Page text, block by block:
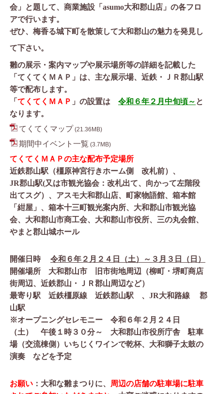
会」と題して、商業施設「 asumo大和郡山店」の各フロ
アで行います。
ぜひ、梅香る城下町を散策して大和郡山の魅力を発見し
て下さい。
雛の展示・案内マップや展示場所等の詳細を記載した
「てくてくＭＡＰ」 は、主な展示場、近鉄・ＪＲ郡山駅
等で配布します。
「 てくてくＭＡＰ 」の設置は 令和６年２月中旬頃～ と
なります。
てくてくマップ (21.36MB)
期間中イベント一覧 (3.7MB)
てくてくＭＡＰの主な配布予定場所
近鉄郡山駅 （橿原神宮行きホーム側 改札前） 、
JR郡山駅(又は市観光協会：改札出て、向かって左階段
出てスグ） 、 アスモ大和郡山店、 町家物語館、箱本館
「紺屋」、箱本十三町観光案内所、大和郡山市観光協
会、 大和郡山市商工会、 大和郡山市役所、三の丸会館、
やまと郡山城ホール
開催日時 令和６年２月２４日（土）～３月３日（日）
開催場所 大和郡山市 旧市街地周辺 （柳町・堺町商店
街周辺、近鉄郡山・ＪＲ郡山周辺など）
最寄り駅 近鉄橿原線 近鉄郡山駅 、 JR大和路線 郡
山駅
※オープニングセレモニー 令和６年２月２４日
（土） 午後１時３０分～ 大和郡山市役所庁舎 駐車
場（交流棟側）いちじくワインで乾杯、大和獅子太鼓の
演奏 などを予定
お願い ：大和な雛まつりに、
周辺の店舗の駐車場に駐車